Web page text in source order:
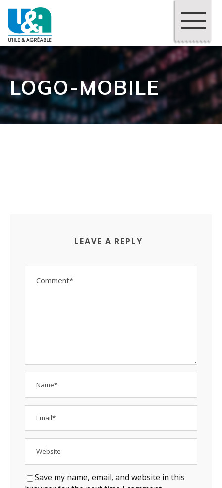
LOGO-MOBILE
LEAVE A REPLY
Save my name, email, and website in this